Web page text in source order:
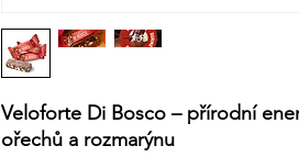
Veloforte Di Bosco – přírodní
ořechů a rozmarýnu